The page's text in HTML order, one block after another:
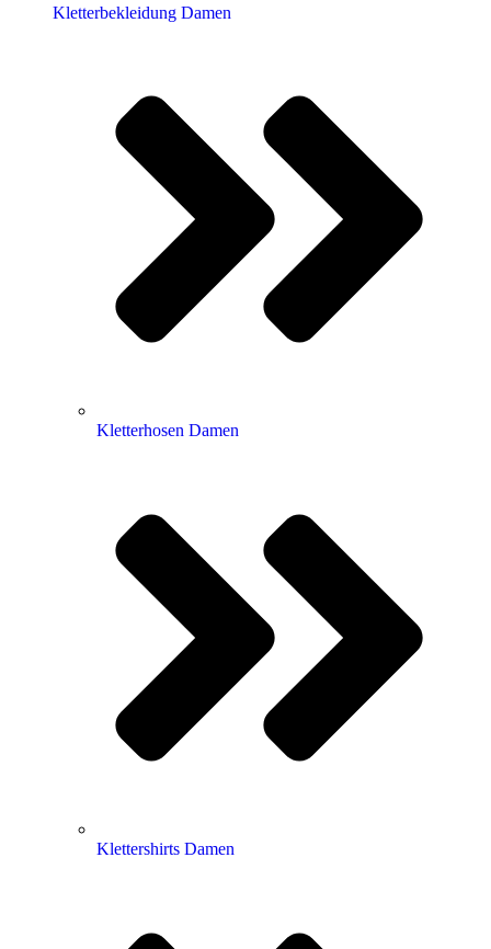
Kletterbekleidung Damen
Kletterhosen Damen
Klettershirts Damen